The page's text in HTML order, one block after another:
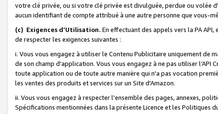
votre clé privée, ou si votre clé privée est divulguée, perdue ou volée
aucun identifiant de compte attribué à une autre personne que vous-
(c) Exigences d'Utilisation. En effectuant des appels vers la PA
de respecter les exigences suivantes :
i. Vous vous engagez à utiliser le Contenu Publicitaire uniquement de
de son champ d'application. Vous vous engagez à ne pas utiliser l’API
toute application ou de toute autre manière qui n'a pas vocation
les ventes des produits et services sur un Site d'Amazon.
ii. Vous vous engagez à respecter l'ensemble des pages, annexes,
Spécifications mentionnées dans la présente Licence et les Politiques